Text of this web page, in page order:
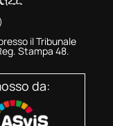
il Tribunale
Stampa 48.
da: